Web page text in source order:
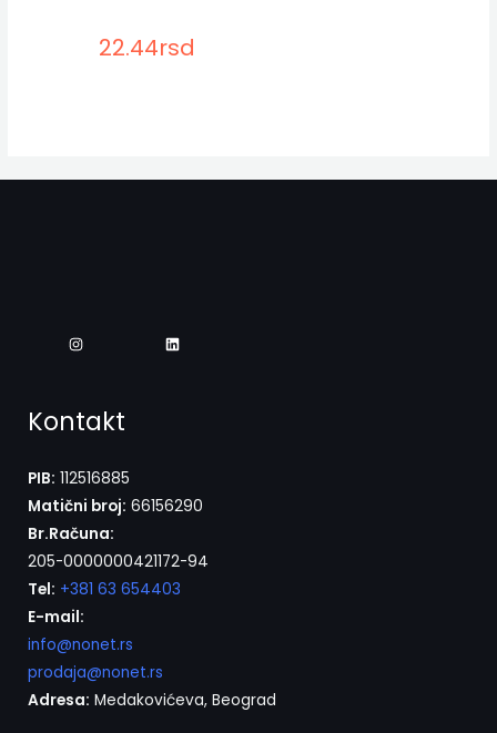
22.44rsd
Kontakt
PIB: 112516885
Matični broj: 66156290
Br.Računa:
205-0000000421172-94
Tel: +381 63 654403
E-mail:
info@nonet.rs
prodaja@nonet.rs
Adresa: Medakovićeva, Beograd